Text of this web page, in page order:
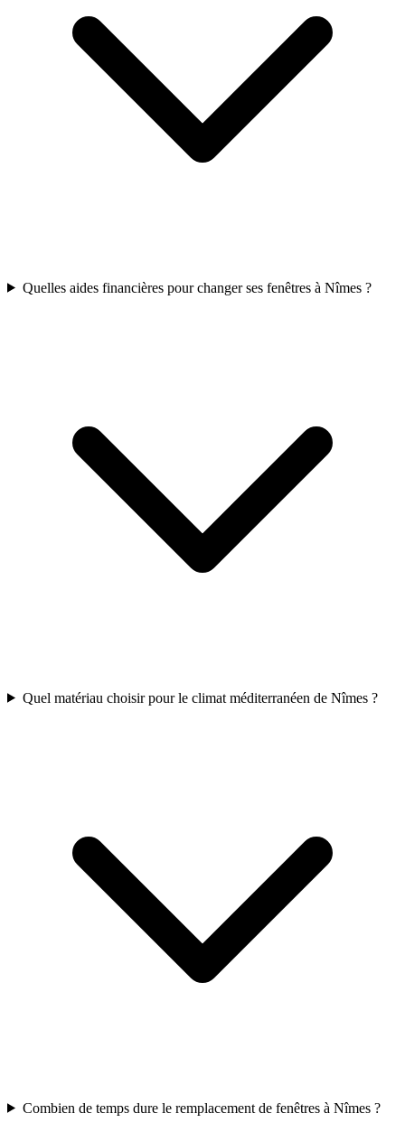
Quelles aides financières pour changer ses fenêtres à Nîmes ?
Quel matériau choisir pour le climat méditerranéen de Nîmes ?
Combien de temps dure le remplacement de fenêtres à Nîmes ?